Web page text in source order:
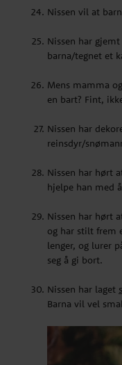
Nissen har hørt
hjelpe
Nissen har
og har stilt frem
Nissen vil være
stand
Nissen vil at
Nissen har
barna/tegnet et
Mens mamma
en bart? Fint,
Nissen har
reinsdyr/
Nissen har hørt
hjelpe han med
Nissen har hørt
og har stilt frem
lenger, og lurer
seg å gi bort.
Nissen har laget
Barna vil vel